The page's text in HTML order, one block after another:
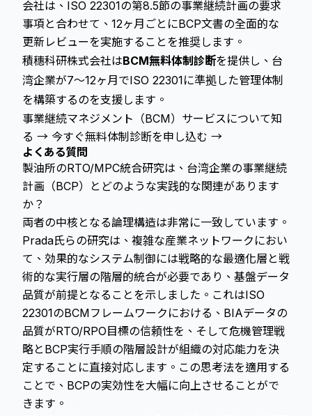
会社は、ISO 22301の第8.5節の事業継続計画の要求
事項と合わせて、12ヶ月ごとにBCP文書の全面的な
更新レビューを実施することを推奨します。
積穗科研株式会社はBCM無料体制診断を提供し、台
湾企業が7〜12ヶ月でISO 22301に準拠した管理体制
を構築するのを支援します。
事業継続マネジメント（BCM）サービスについて知
る → 今すぐ無料体制診断を申し込む →
よくある質問
製油所のRTO/MPC統合研究は、台湾企業の事業継続
計画（BCP）とどのような実践的な関連があります
か？
両者の中核となる論理構造は非常に一致しています。
Prada氏らの研究は、複雑な産業ネットワークにおい
て、効果的なシステム制御には戦略的な最適化層と戦
術的な実行層の階層的統合が必要であり、基盤データ
品質が前提となることを示しました。これはISO
22301のBCMフレームワークにおける、BIAデータの
品質がRTO/RPO目標の信頼性を、そして危機管理戦
略とBCP実行手順の階層設計が組織の対応能力を決
定することに直接対応します。この思考法を適用する
ことで、BCPの実効性を大幅に向上させることがで
きます。